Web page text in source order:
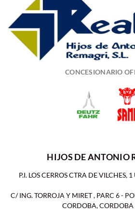
CONCESIONARIO
HIJOS DE ANTONIO
P.I. LOS CERROS CTRA DE VILCHES,
C/ ING. TORROJA Y MIRET , PARC 6 -
CORDOBA,